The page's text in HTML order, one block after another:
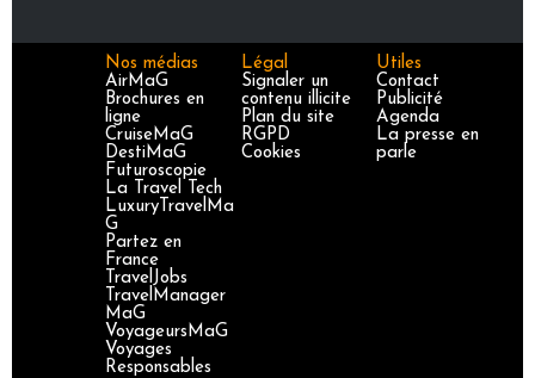
Nos médias
AirMaG
Brochures en
ligne
CruiseMaG
DestiMaG
Futuroscopie
La Travel Tech
LuxuryTravelMa
G
Partez en
France
TravelJobs
TravelManager
MaG
VoyageursMaG
Voyages
Responsables
Légal
Signaler un
contenu illicite
Plan du site
RGPD
Cookies
Utiles
Contact
Publicité
Agenda
La presse en
parle